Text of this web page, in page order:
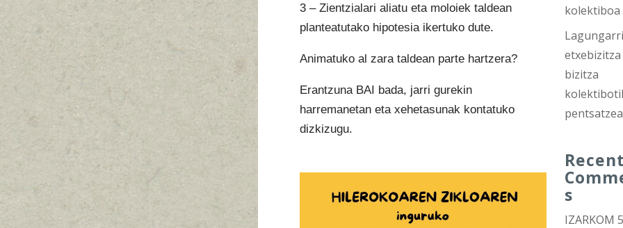
3 – Zientzialari aliatu eta moloiek taldean
planteatutako hipotesia ikertuko dute.
Animatuko al zara taldean parte hartzera?
Erantzuna BAI bada, jarri gurekin
harremanetan eta xehetasunak kontatuko
dizkizugu.
kolektiboa
bizitza
pentsatzea
s
IZARKOM